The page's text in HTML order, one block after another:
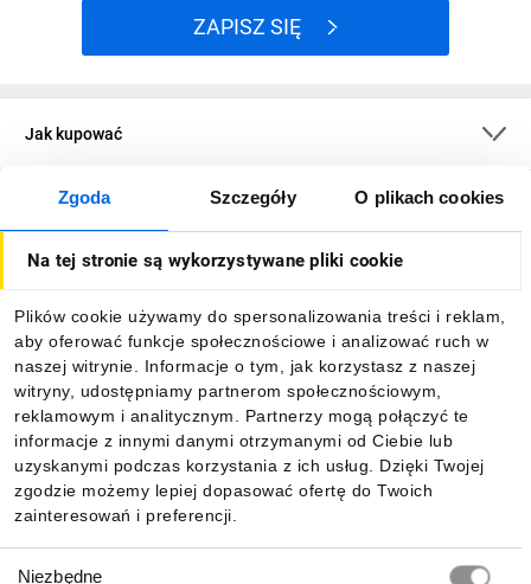
Zgoda Szczegóły O plikach cookies
Na tej stronie są wykorzystywane pliki cookie
Plików cookie używamy do spersonalizowania treści i reklam,
aby oferować funkcje społecznościowe i analizować ruch w
naszej witrynie. Informacje o tym, jak korzystasz z naszej
witryny, udostępniamy partnerom społecznościowym,
reklamowym i analitycznym. Partnerzy mogą połączyć te
informacje z innymi danymi otrzymanymi od Ciebie lub
uzyskanymi podczas korzystania z ich usług. Dzięki Twojej
zgodzie możemy lepiej dopasować ofertę do Twoich
zainteresowań i preferencji.
Niezbędne
ZAPISZ SIĘ
Jak kupować
O firmie
Informacje
Pobierz naszą aplikację mobilną: